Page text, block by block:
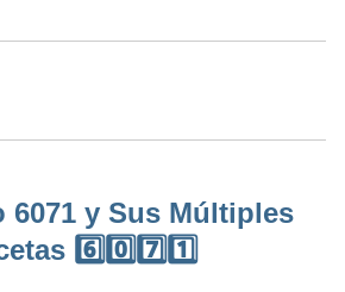
6071 y Sus Múltiples
6️⃣0️⃣7️⃣1️⃣